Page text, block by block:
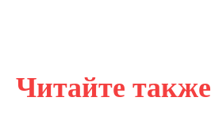
Читайте также